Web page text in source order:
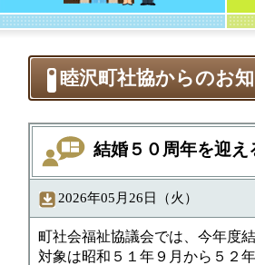
睦沢町社協からのお
結婚５０周年を迎え
2026年05月26日（火）
町社会福祉協議会では、今年度
対象は昭和５１年９月から５２